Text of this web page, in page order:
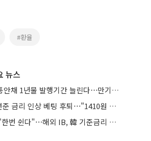
#환율
뉴스
한은, 31일부터 통안채 1년물 발행기간 늘린다⋯만기별 지표종목도 도입
미 고용 부진에 연준 금리 인상 베팅 후퇴⋯"1410원 밑돌 듯"
"연속 인상" VS "한번 쉰다"⋯해외 IB, 韓 기준금리 두고 '견해 차' 팽팽